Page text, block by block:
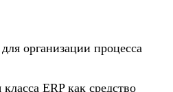
организации процесса
ERP как средство